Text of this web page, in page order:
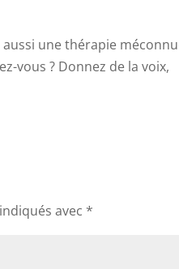
aussi une thérapie
vous ? Donnez de la voix,
avec *